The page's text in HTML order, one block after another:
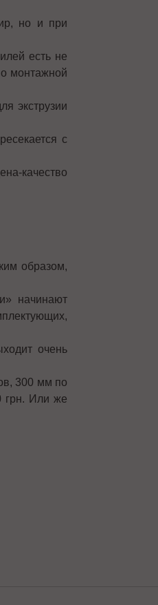
но и при
есть не
монтажной
экструзии
с
качество
образом,
начинают
очень
300 мм по
грн. Или же